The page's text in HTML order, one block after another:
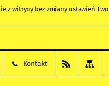
z witryny bez zmiany ustawień
Kontakt